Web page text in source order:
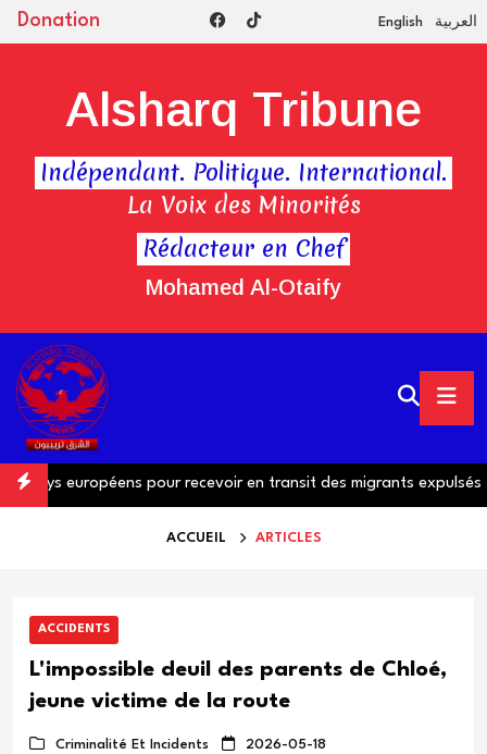
Donation English العربية
Rédacteur en Chef
Mohamed Al-Otaify
Alsharq Tribune
Indépendant. Politique. International.
La Voix des Minorités
européens pour recevoir en transit des migrants expulsés
ACCUEIL ARTICLES
ACCIDENTS
L'impossible deuil des parents de Chloé,
jeune victime de la route
Criminalité Et Incidents 2026-05-18